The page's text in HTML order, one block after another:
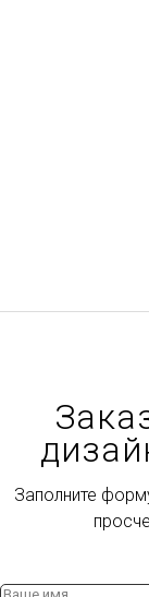
Заполните